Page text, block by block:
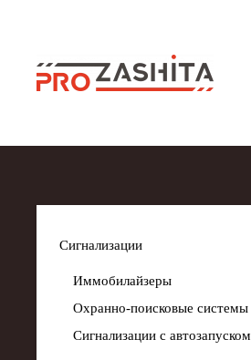
Сигнализации
Иммобилайзеры
Охранно-поисковые системы
Сигнализации с автозапуском